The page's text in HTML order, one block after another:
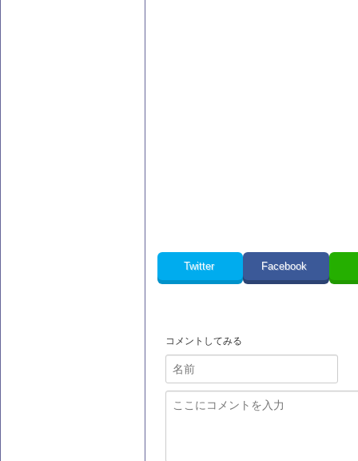
Twitter Facebook
コメントしてみる